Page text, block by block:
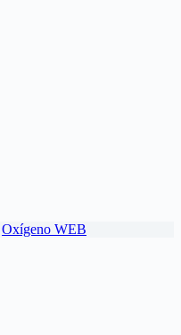
Oxígeno WEB